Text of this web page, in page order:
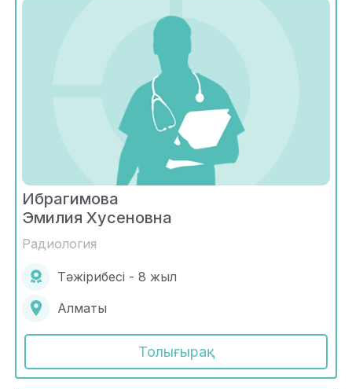
Ибрагимова
Эмилия Хусеновна
Радиология
Тәжірибесі - 8 жыл
Алматы
Толығырақ